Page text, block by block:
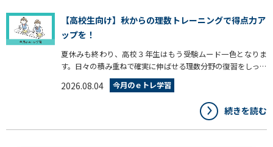
【高校生向け】秋からの理数トレーニングで得点力ア
ップを！
夏休みも終わり、高校３年生はもう受験ムード一色となりま
す。日々の積み重ねで確実に伸ばせる理数分野の復習をしっか
り行い、入試での点数アップにつなげていきましょう。そこで
今回は、この時期からの演習にもぴったりな大学入試対策にお
すすめの理系データベースをご紹介します。
2026.08.04 今月のｅトレ学習
続きを読む